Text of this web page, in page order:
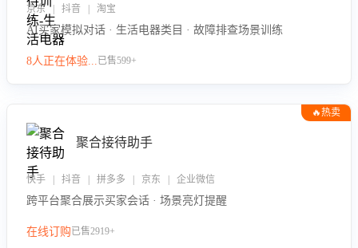
京东 | 抖音 | 淘宝
AI买家模拟对话 · 生活电器类目 · 故障排查场景训练
8人正在体验...已售599+
🔥热卖
聚合接待助手
快手 | 抖音 | 拼多多 | 京东 | 企业微信
跨平台聚合展示买家会话 · 场景亮灯提醒
在线订购已售2919+